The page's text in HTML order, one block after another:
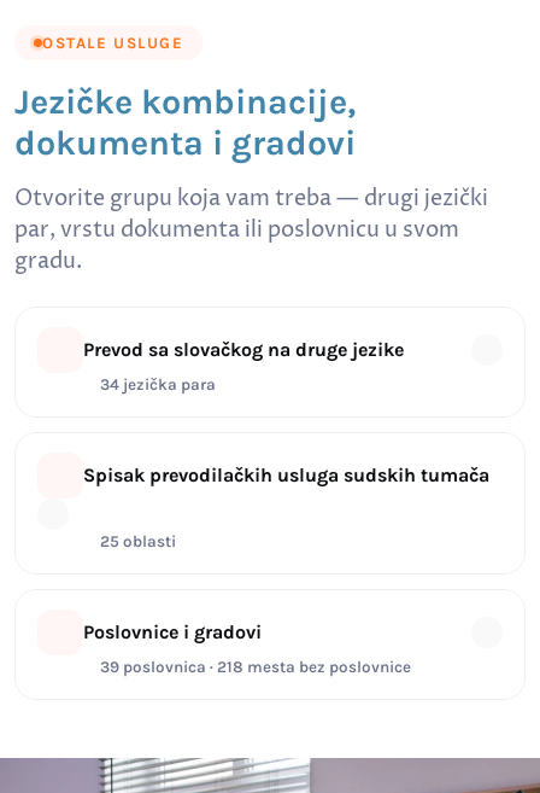
OSTALE USLUGE
Jezičke kombinacije,
dokumenta i gradovi
Otvorite grupu koja vam treba — drugi jezički
par, vrstu dokumenta ili poslovnicu u svom
gradu.
Prevod sa slovačkog na druge jezike
34 jezička para
Spisak prevodilačkih usluga sudskih tumača
25 oblasti
Poslovnice i gradovi
39 poslovnica · 218 mesta bez poslovnice